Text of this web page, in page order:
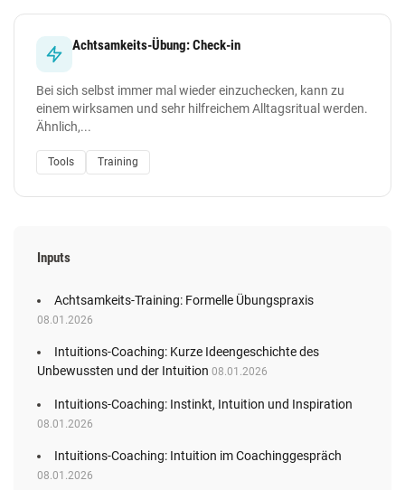
Achtsamkeits-Übung: Check-in
Bei sich selbst immer mal wieder einzuchecken, kann zu
einem wirksamen und sehr hilfreichem Alltagsritual werden.
Ähnlich,...
Tools Training
Inputs
Achtsamkeits-Training: Formelle Übungspraxis
08.01.2026
Intuitions-Coaching: Kurze Ideengeschichte des
Unbewussten und der Intuition 08.01.2026
Intuitions-Coaching: Instinkt, Intuition und Inspiration
08.01.2026
Intuitions-Coaching: Intuition im Coachinggespräch
08.01.2026